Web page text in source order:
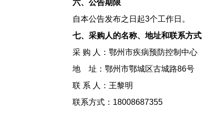
六、公告期限
自本公告发布之日起3个工作日。
七、 采购人的名称、地址和联系方式
采 购 人：鄂州市疾病预防控制中心
地 址：鄂州市鄂城区古城路86号
联 系 人：王黎明
联系方式：18008687355